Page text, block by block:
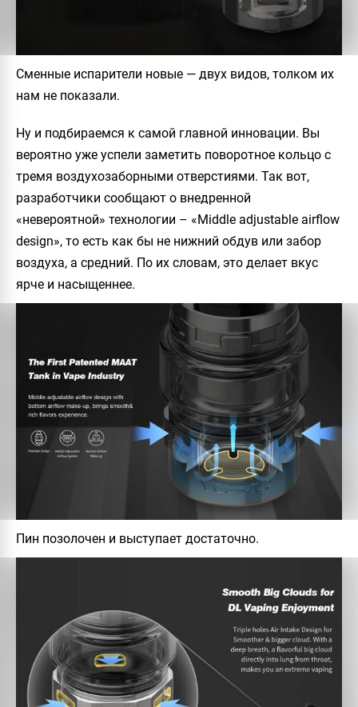
Сменные испарители новые — двух видов, толком их
нам не показали.
Ну и подбираемся к самой главной инновации. Вы
вероятно уже успели заметить поворотное кольцо с
тремя воздухозаборными отверстиями. Так вот,
разработчики сообщают о внедренной
«невероятной» технологии – «Middle adjustable airflow
design», то есть как бы не нижний обдув или забор
воздуха, а средний. По их словам, это делает вкус
ярче и насыщеннее.
Пин позолочен и выступает достаточно.